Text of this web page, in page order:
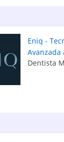
Eniq -
Avanzada
Dentista